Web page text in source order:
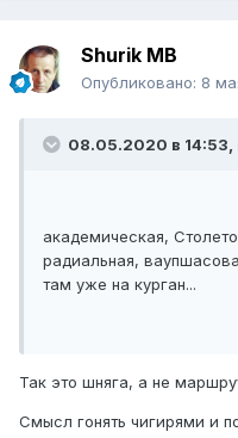
Shurik MB
Опубликовано: 8
08.05.2020 в 14:53,
академическая,
радиальная,
там уже на курган...
Так это шняга, а не
Смысл гонять чигирями и